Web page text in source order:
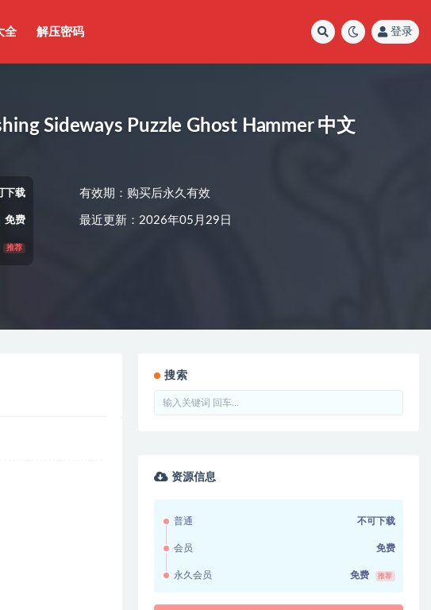
全 解压密码 登录
Sideways Puzzle Ghost Hammer 中文
下载
免费
推荐
有效期：购买后永久有效
最近更新：2026年05月29日
搜索
资源信息
普通 不可下载
会员 免费
永久会员 免费 推荐